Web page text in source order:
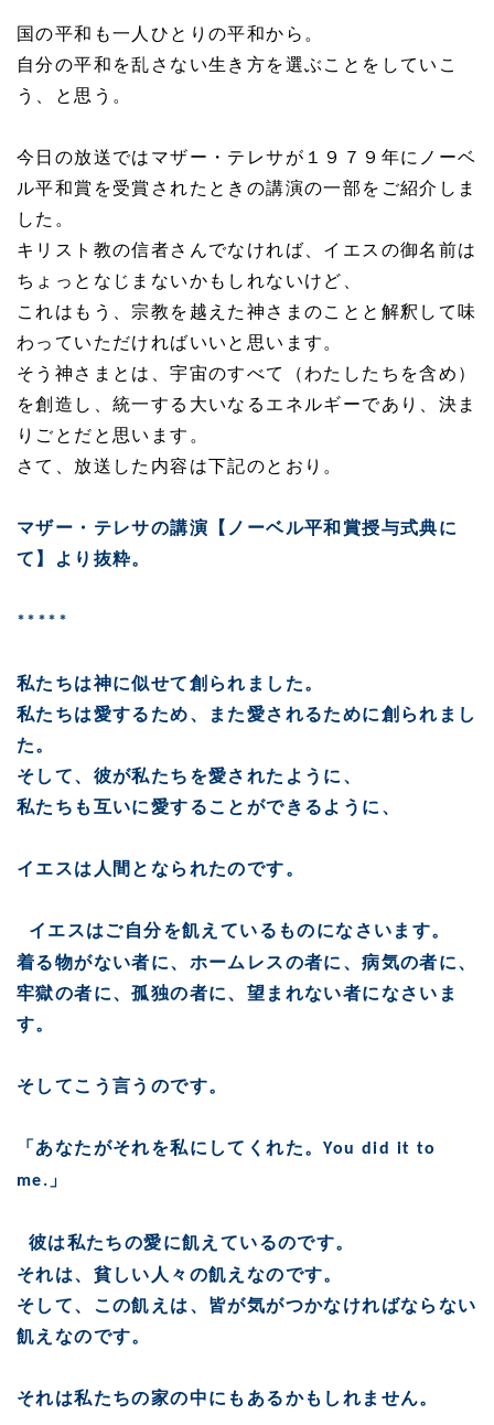
国の平和も一人ひとりの平和から。
自分の平和を乱さない生き方を選ぶことをしていこ
う、と思う。
今日の放送ではマザー・テレサが１９７９年にノーベ
ル平和賞を受賞されたときの講演の一部をご紹介しま
した。
キリスト教の信者さんでなければ、イエスの御名前は
ちょっとなじまないかもしれないけど、
これはもう、宗教を越えた神さまのことと解釈して味
わっていただければいいと思います。
そう神さまとは、宇宙のすべて（わたしたちを含め）
を創造し、統一する大いなるエネルギーであり、決ま
りごとだと思います。
さて、放送した内容は下記のとおり。
マザー・テレサの講演【ノーベル平和賞授与式典に
て】より抜粋。
*****
私たちは神に似せて創られました。
私たちは愛するため、また愛されるために創られまし
た。
そして、彼が私たちを愛されたように、
私たちも互いに愛することができるように、
イエスは人間となられたのです。
イエスはご自分を飢えているものになさいます。
着る物がない者に、ホームレスの者に、病気の者に、
牢獄の者に、孤独の者に、望まれない者になさいま
す。
そしてこう言うのです。
「あなたがそれを私にしてくれた。You did it to
me. 」
彼は私たちの愛に飢えているのです。
それは、貧しい人々の飢えなのです。
そして、この飢えは、皆が気がつかなければならない
飢えなのです。
それは私たちの家の中にもあるかもしれません。